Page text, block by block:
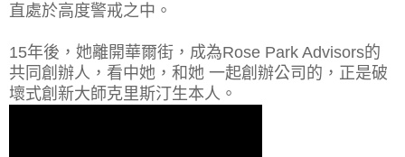
直處於高度警戒之中。
15年後，她離開華爾街，成為Rose Park Advisors的
共同創辦人，看中她，和她 一起創辦公司的，正是破
壞式創新大師克里斯汀生本人。